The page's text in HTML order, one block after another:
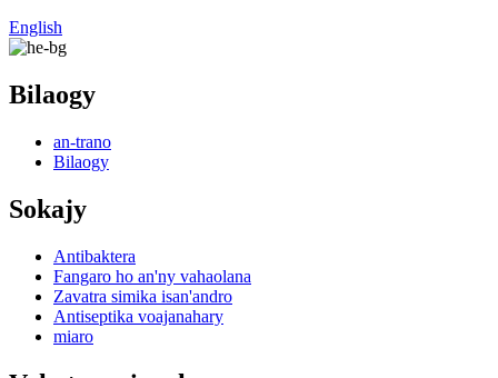
English
Bilaogy
an-trano
Bilaogy
Sokajy
Antibaktera
Fangaro ho an'ny vahaolana
Zavatra simika isan'andro
Antiseptika voajanahary
miaro